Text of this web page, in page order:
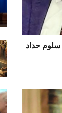
حداد